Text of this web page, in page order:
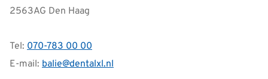
2563AG Den Haag
Tel: 070-783 00 00
E-mail: balie@dentalxl.nl